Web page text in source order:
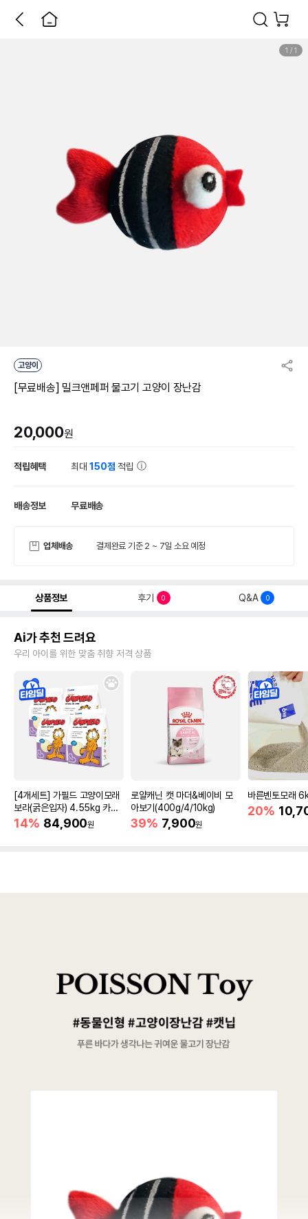
1 / 1
고양이
[무료배송] 밀크앤페퍼 물고기 고양이 장난감
20,000원
적립혜택 최대150점 적립
배송정보 무료배송
업체배송 결제완료 기준 2 ~ 7일 소요 예정
상품정보 후기 0 Q&A 0
Ai가 추천 드려요
우리 아이를 위한 맞춤 취향 저격 상품
[4개세트] 가필드 고양이모래
보라(굵은입자) 4.55kg 카사
바모래
14% 84,900원
로얄캐닌 캣 마더&베이비 모
아보기(400g/4/10kg)
39% 7,900원
바른벤토모래
20%